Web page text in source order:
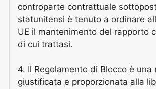
controparte contrattuale
statunitensi è tenuto a ordinare
UE il mantenimento del rapporto
di cui trattasi.
4. Il Regolamento di Blocco è una
giustificata e proporzionata alla